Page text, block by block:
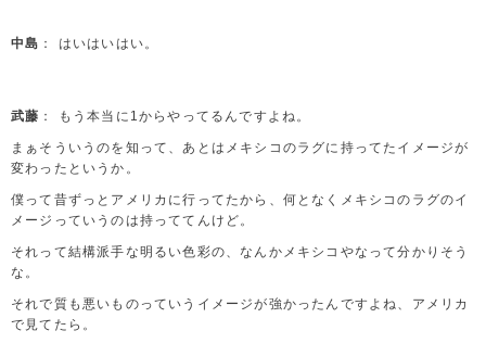
中島 ： はいはいはい。
武藤 ： もう本当に1からやってるんですよね。
まぁそういうのを知って、あとはメキシコのラグに持ってたイメージが
変わったというか。
僕って昔ずっとアメリカに行ってたから、何となくメキシコのラグのイ
メージっていうのは持っててんけど。
それって結構派手な明るい色彩の、なんかメキシコやなって分かりそう
な。
それで質も悪いものっていうイメージが強かったんですよね、アメリカ
で見てたら。